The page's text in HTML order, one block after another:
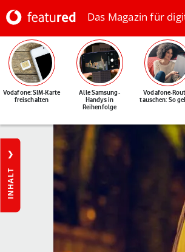
Das Magazin für
Vodafone: SIM-Karte
freischalten
Alle Samsung-
Handys in
Reihenfolge
Vodafone-
tauschen: So
INHALT